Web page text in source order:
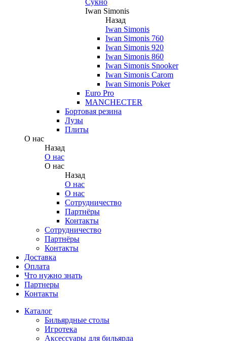
Сукно
Iwan Simonis
Назад
Iwan Simonis
Iwan Simonis 760
Iwan Simonis 920
Iwan Simonis 860
Iwan Simonis Snooker
Iwan Simonis Carom
Iwan Simonis Poker
Euro Pro
MANCHECTER
Бортовая резина
Лузы
Плиты
О нас
Назад
О нас
О нас
Назад
О нас
О нас
Сотрудничество
Партнёры
Контакты
Сотрудничество
Партнёры
Контакты
Доставка
Оплата
Что нужно знать
Партнеры
Контакты
Каталог
Бильярдные столы
Игротека
Аксессуары для бильярда